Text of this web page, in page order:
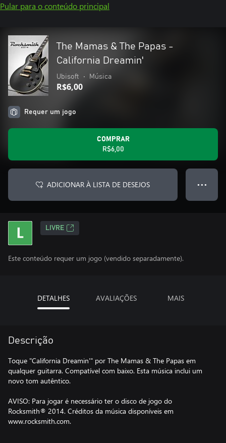
Pular para o conteúdo principal
The Mamas & The Papas -
California Dreamin'
Ubisoft • Música
R$6,00
Requer um jogo
COMPRAR
R$6,00
ADICIONAR À LISTA DE DESEJOS ● ● ●
LIVRE
Este conteúdo requer um jogo (vendido separadamente).
DETALHES AVALIAÇÕES MAIS
Descrição
Toque "California Dreamin'" por The Mamas & The Papas em
qualquer guitarra. Compatível com baixo. Esta música inclui um
novo tom autêntico.
AVISO: Para jogar é necessário ter o disco de jogo do
Rocksmith® 2014. Créditos da música disponíveis em
www.rocksmith.com.